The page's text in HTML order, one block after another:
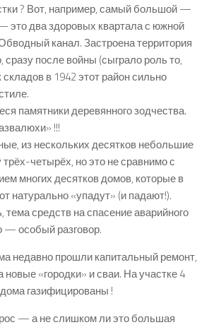
? Вот, например, самый большой —
это два здоровых квартала с южной
канал. Застроена территория
после войны (сыграло роль то,
в 1942 этот район сильно
памятники деревянного зодчества.
!!!
из нескольких десятков небольшие
четырёх, но это не сравнимо с
многих десятков домов, которые в
натурально «упадут» (и падают!).
средств на спасение аварийного
— особый разговор.
недавно прошли капитальный ремонт,
«городки» и сваи. На участке 4
газифицированы !
— а не слишком ли это большая